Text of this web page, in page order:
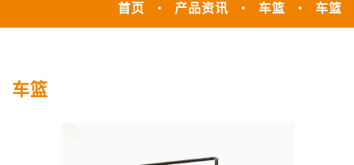
首页 产品资讯 车篮 车篮
车篮